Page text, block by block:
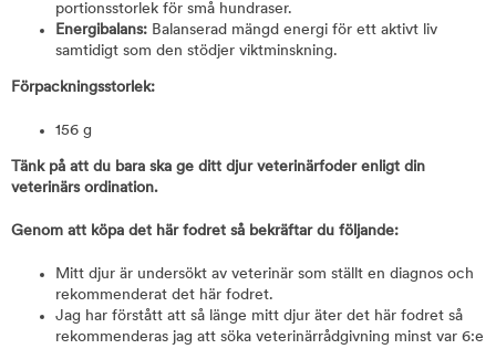
portionsstorlek för små hundraser.
Energibalans: Balanserad mängd energi för ett aktivt liv
samtidigt som den stödjer viktminskning.
Förpackningsstorlek:
156 g
Tänk på att du bara ska ge ditt djur veterinärfoder enligt din
veterinärs ordination.
Genom att köpa det här fodret så bekräftar du följande:
Mitt djur är undersökt av veterinär som ställt en diagnos och
rekommenderat det här fodret.
Jag har förstått att så länge mitt djur äter det här fodret så
rekommenderas jag att söka veterinärrådgivning minst var 6:e